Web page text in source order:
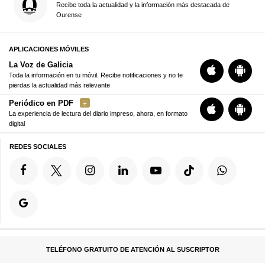
Recibe toda la actualidad y la información más destacada de
Ourense
APLICACIONES MÓVILES
La Voz de Galicia
Toda la información en tu móvil. Recibe notificaciones y no te
pierdas la actualidad más relevante
Periódico en PDF
La experiencia de lectura del diario impreso, ahora, en formato
digital
REDES SOCIALES
TELÉFONO GRATUITO DE ATENCIÓN AL SUSCRIPTOR